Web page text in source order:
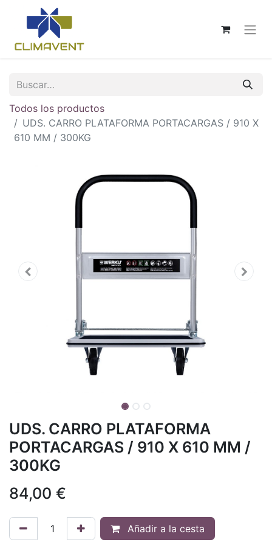
Todos los productos
UDS. CARRO PLATAFORMA PORTACARGAS / 910 X
610 MM / 300KG
UDS. CARRO PLATAFORMA
PORTACARGAS / 910 X 610 MM /
300KG
84,00 €
Añadir a la cesta